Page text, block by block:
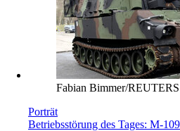
Fabian Bimmer/REUTERS
Porträt
Betriebsstörung des Tages: M-